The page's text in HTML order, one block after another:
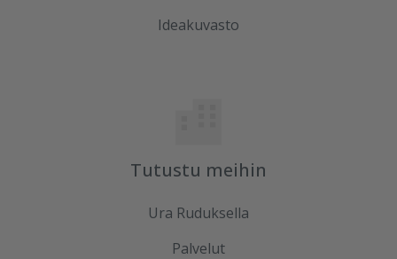
Ideakuvasto
Tutustu meihin
Ura Ruduksella
Palvelut